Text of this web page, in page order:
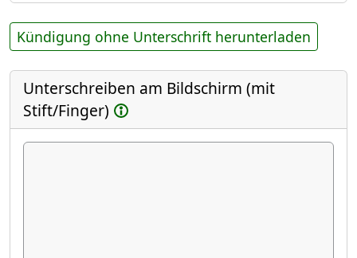
Kündigung ohne Unterschrift herunterladen
Unterschreiben am Bildschirm (mit
Stift/Finger)